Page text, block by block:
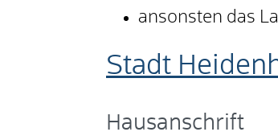
ansonsten das
Stadt
Hausanschrift